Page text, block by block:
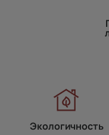
Экологичность